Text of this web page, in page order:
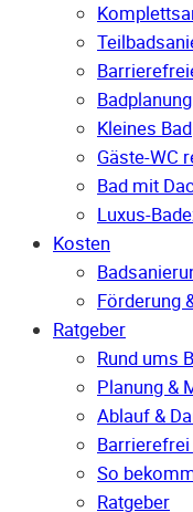
Badplanung
Kleines Bad
Gäste-WC
Bad mit
Luxus-
Kosten
Förderung
Ratgeber
Rund ums
Planung &
Ablauf &
Barrierefrei
So
Ratgeber